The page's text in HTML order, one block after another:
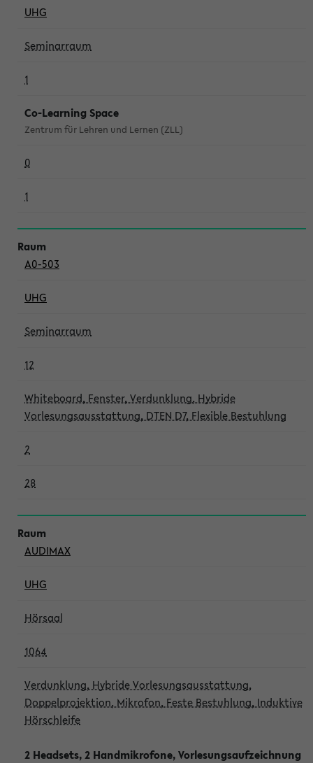
UHG
Seminarraum
1
Co-Learning Space
Zentrum für Lehren und Lernen (ZLL)
0
1
A0-503
UHG
Seminarraum
12
Whiteboard, Fenster, Verdunklung, Hybride
Vorlesungsausstattung, DTEN D7, Flexible Bestuhlung
2
28
AUDIMAX
UHG
Hörsaal
1064
Verdunklung, Hybride Vorlesungsausstattung,
Doppelprojektion, Mikrofon, Feste Bestuhlung, Induktive
Hörschleife
2 Headsets, 2 Handmikrofone, Vorlesungsaufzeichnung